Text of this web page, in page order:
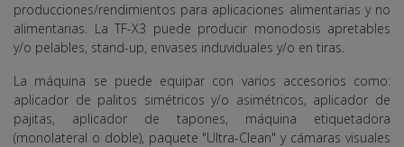
producciones/rendimientos para aplicaciones alimentarias y no
alimentarias. La TF-X3 puede producir monodosis apretables
y/o pelables, stand-up, envases induviduales y/o en tiras.
La máquina se puede equipar con varios accesorios como:
aplicador de palitos simétricos y/o asimétricos, aplicador de
pajitas, aplicador de tapones, máquina etiquetadora
(monolateral o doble), paquete "Ultra-Clean" y cámaras visuales